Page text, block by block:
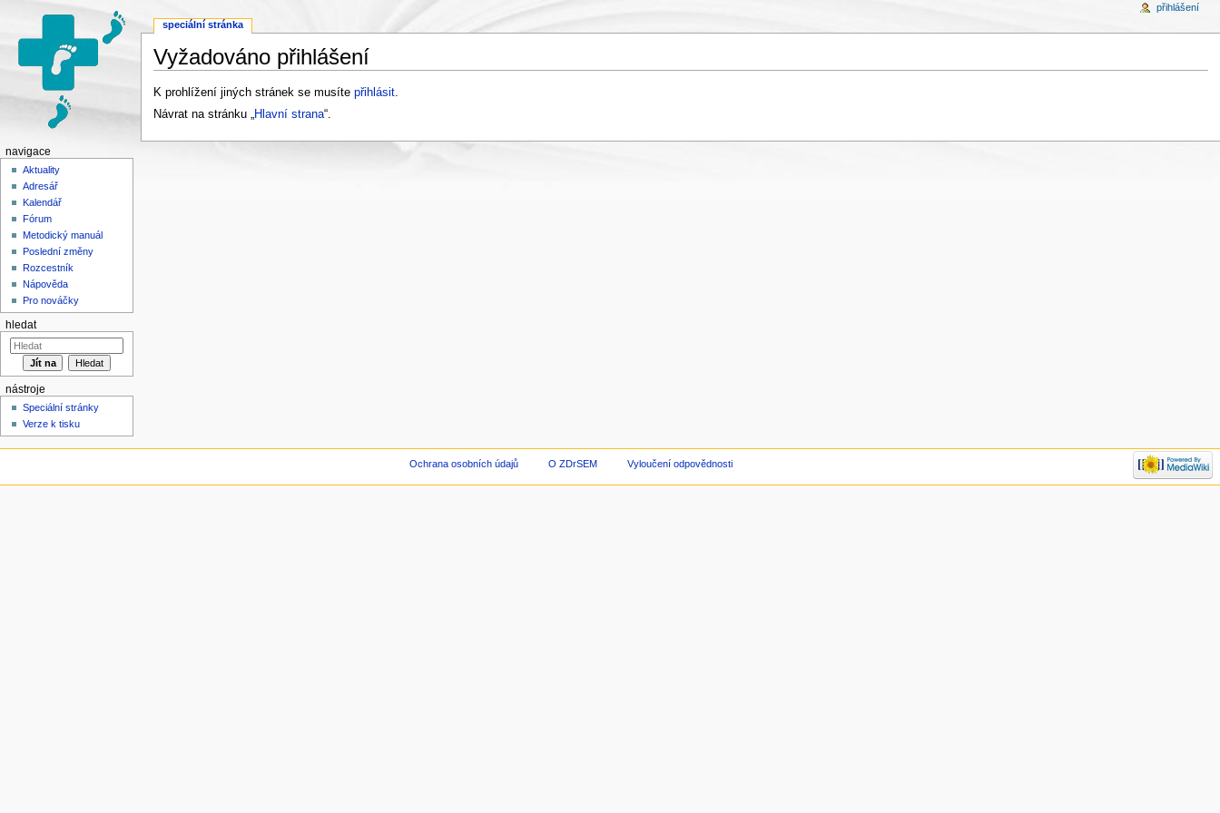
Vyžadováno přihlášení
K prohlížení jiných stránek se musíte přihlásit.
Návrat na stránku „Hlavní strana“.
speciální stránka
přihlášení
navigace
Aktuality
Adresář
Kalendář
Fórum
Metodický manuál
Poslední změny
Rozcestník
Nápověda
Pro nováčky
hledat
nástroje
Speciální stránky
Verze k tisku
Ochrana osobních údajů O ZDrSEM Vyloučení odpovědnosti